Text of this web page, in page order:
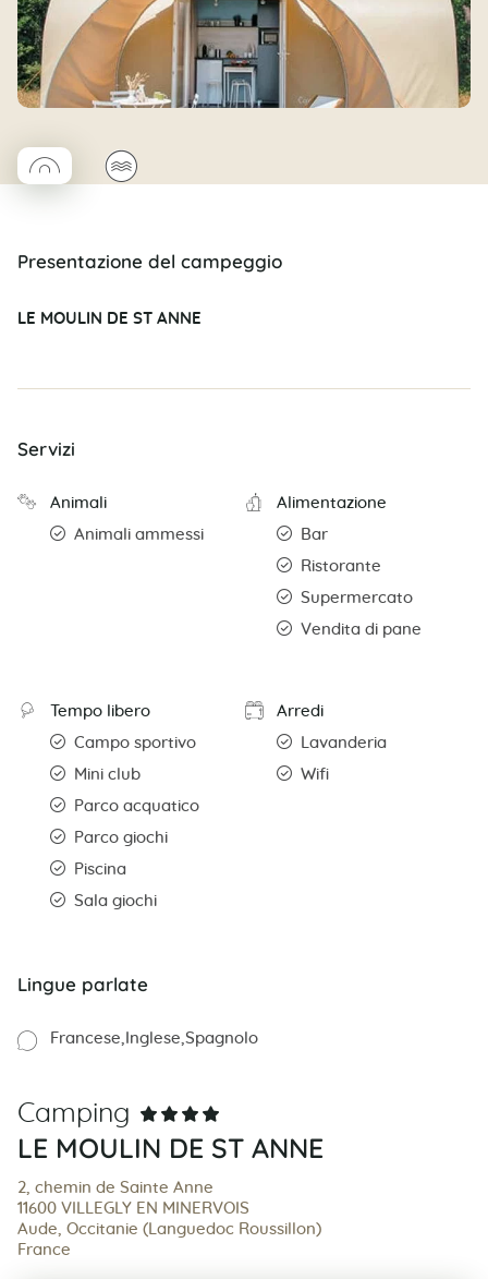
◯Coco rond🌊
Presentazione del campeggio
LE MOULIN DE ST ANNE
Servizi
Animali
Animali ammessi
Alimentazione
Bar
Ristorante
Supermercato
Vendita di pane
Tempo libero
Campo sportivo
Mini club
Parco acquatico
Parco giochi
Piscina
Sala giochi
Arredi
Lavanderia
Wifi
Lingue parlate
Francese Inglese Spagnolo
Camping
LE MOULIN DE ST ANNE
2, chemin de Sainte Anne
11600 VILLEGLY EN MINERVOIS
Aude, Occitanie (Languedoc Roussillon)
France